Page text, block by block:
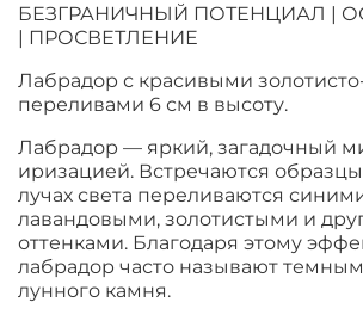
БЕЗГРАНИЧНЫЙ ПОТЕНЦИАЛ |
| ПРОСВЕТЛЕНИЕ
Лабрадор с красивыми
переливами 6 см в высоту.
Лабрадор — яркий, загадочный
иризацией. Встречаются
лучах света переливаются
лавандовыми, золотистыми и
оттенками. Благодаря этому
лабрадор часто называют темным
лунного камня.